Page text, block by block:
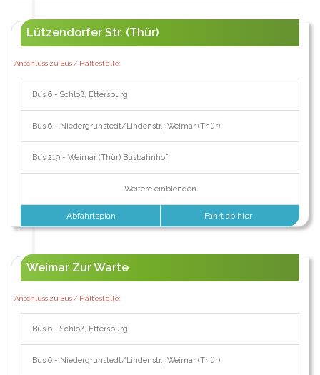
Lützendorfer Str. (Thür)
Anschluss zu Bus / Haltestelle:
Bus 6 - Schloß, Ettersburg
Bus 6 - Niedergrunstedt/Lindenstr., Weimar (Thür)
Bus 219 - Weimar (Thür) Busbahnhof
Weitere einblenden
Abfahrtsplan Fahrt ab hier
Weimar Zur Warte
Anschluss zu Bus / Haltestelle:
Bus 6 - Schloß, Ettersburg
Bus 6 - Niedergrunstedt/Lindenstr., Weimar (Thür)